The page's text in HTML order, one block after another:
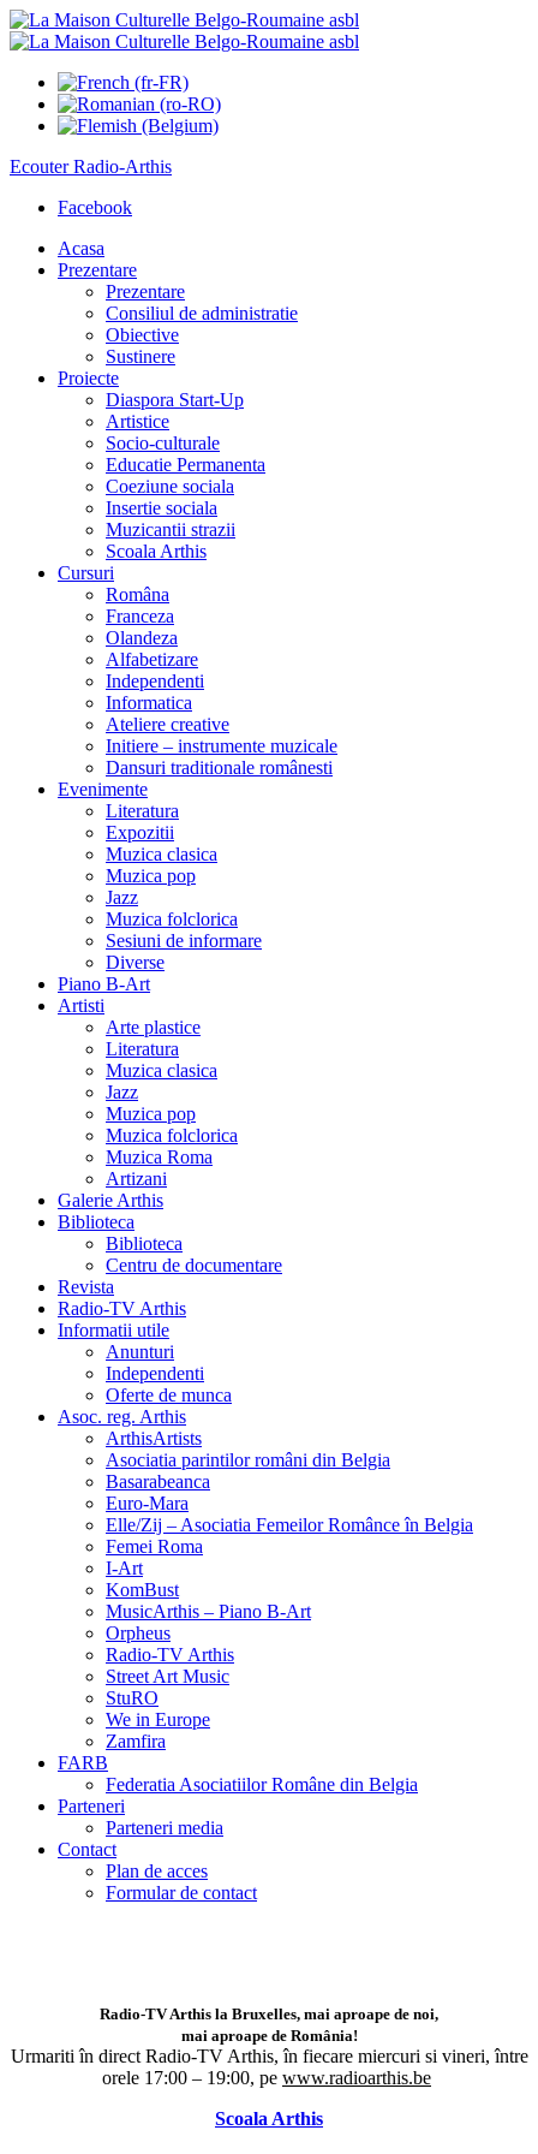
EcouterRadio-Arthis
Facebook
Acasa
Prezentare
Prezentare
Consiliul de administratie
Obiective
Sustinere
Proiecte
Diaspora Start-Up
Artistice
Socio-culturale
Educatie Permanenta
Coeziune sociala
Insertie sociala
Muzicantii strazii
Scoala Arthis
Cursuri
Româna
Franceza
Olandeza
Alfabetizare
Independenti
Informatica
Ateliere creative
Initiere – instrumente muzicale
Dansuri traditionale românesti
Evenimente
Literatura
Expozitii
Muzica clasica
Muzica pop
Jazz
Muzica folclorica
Sesiuni de informare
Diverse
Piano B-Art
Artisti
Arte plastice
Literatura
Muzica clasica
Jazz
Muzica pop
Muzica folclorica
Muzica Roma
Artizani
Galerie Arthis
Biblioteca
Biblioteca
Centru de documentare
Revista
Radio-TV Arthis
Informatii utile
Anunturi
Independenti
Oferte de munca
Asoc. reg. Arthis
ArthisArtists
Asociatia parintilor români din Belgia
Basarabeanca
Euro-Mara
Elle/Zij – Asociatia Femeilor Românce în Belgia
Femei Roma
I-Art
KomBust
MusicArthis – Piano B-Art
Orpheus
Radio-TV Arthis
Street Art Music
StuRO
We in Europe
Zamfira
FARB
Federatia Asociatiilor Române din Belgia
Parteneri
Parteneri media
Contact
Plan de acces
Formular de contact
Radio-TV Arthis la Bruxelles, mai aproape de noi,
mai aproape de România!
Urmariti în direct Radio-TV Arthis, în fiecare miercuri si vineri, între
orele 17:00 – 19:00, pe www.radioarthis.be
Scoala Arthis